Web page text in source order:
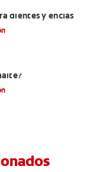
dientes y encías